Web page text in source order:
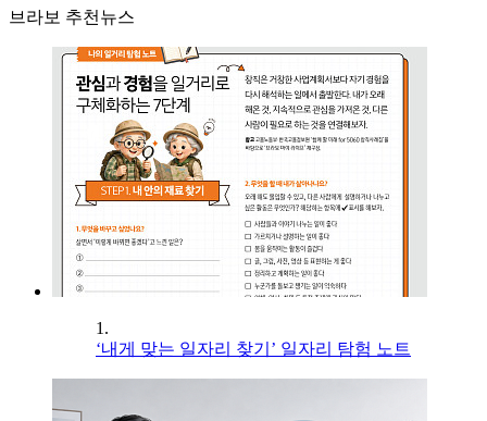
브라보 추천뉴스
1.
‘내게 맞는 일자리 찾기’ 일자리 탐험 노트